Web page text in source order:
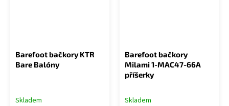
Barefoot bačkory KTR
Bare Balóny
Skladem
Barefoot bačkory
Milami 1-MAC47-66A
příšerky
Skladem